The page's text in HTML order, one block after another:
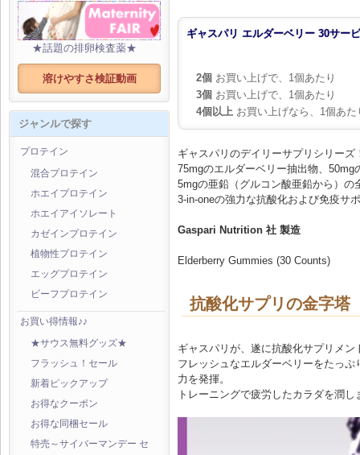
★話題の排卵検査薬★
溶けやすさ検証動画
ジャンルで探す
プロテイン
混合プロテイン
ホエイプロテイン
ホエイアイソレート
カゼインプロテイン
植物性プロテイン
エッグプロテイン
ビーフプロテイン
お買い得情報♪♪
★サウス無料グッズ★
フラッシュ！セール
新着ピックアップ
お得なクーポン
お得な同梱セール
特売～サイバーマンデー セ
ギャスパリ エルダーベリー 30サー
2個 お買い上げで、1個あたり
3個 お買い上げで、1個あたり
4個以上 お買い上げなら、1個あた
ギャスパリのデイリーサプリシリーズ
75mgのエルダーベリー抽出物、50mg
5mgの亜鉛（グルコン酸亜鉛から）の
3-in-oneの強力な抗酸化および免疫サ
Gaspari Nutrition 社 製造
Elderberry Gummies (30 Counts)
抗酸化サプリの金字塔
ギャスパリが、遂に抗酸化サプリメ
フレッシュなエルダーベリーをたっ
力を発揮。
トレーニングで疲労したカラダを潤し